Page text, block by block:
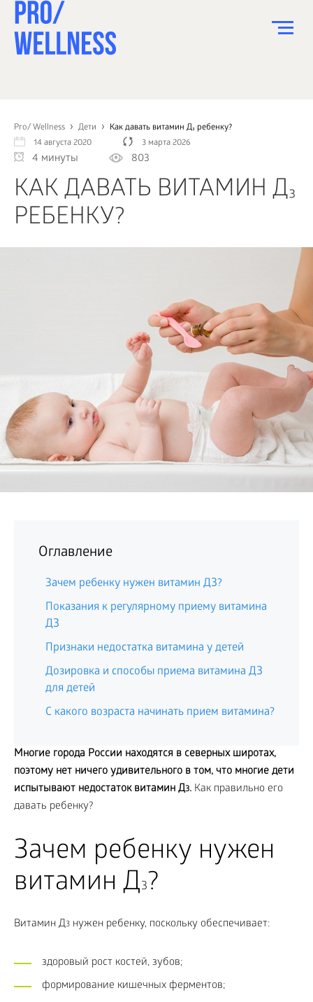
Pro/ Wellness Дети
Как давать витамин Д₃ ребенку?
14 августа 2020
3 марта 2026
4 минуты 803
КАК ДАВАТЬ ВИТАМИН Д₃
РЕБЕНКУ?
Оглавление
Зачем ребенку нужен витамин Д3?
Показания к регулярному приему витамина
Д3
Признаки недостатка витамина у детей
Дозировка и способы приема витамина Д3
для детей
С какого возраста начинать прием витамина?
Многие города России находятся в северных широтах,
поэтому нет ничего удивительного в том, что многие дети
испытывают недостаток витамин Д3. Как правильно его
давать ребенку?
Зачем ребенку нужен
витамин Д3?
Витамин Д3 нужен ребенку, поскольку обеспечивает:
здоровый рост костей, зубов;
формирование кишечных ферментов;
СПОРТ
ЗДОРОВЬЕ
КРАСОТА
ПСИХОЛОГИЯ